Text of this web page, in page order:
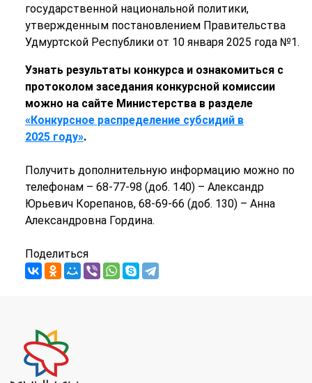
государственной национальной политики,
утвержденным постановлением Правительства
Удмуртской Республики от 10 января 2025 года №1.
Узнать результаты конкурса и ознакомиться с
протоколом заседания конкурсной комиссии
можно на сайте Министерства в разделе
«Конкурсное распределение субсидий в
2025году».
Получить дополнительную информацию можно по
телефонам – 68-77-98 (доб. 140) – Александр
Юрьевич Корепанов, 68-69-66 (доб. 130) – Анна
Александровна Гордина.
Поделиться